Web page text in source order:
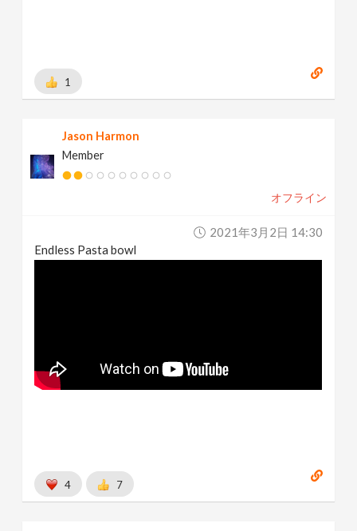
1
Jason Harmon
Member
オフライン
2021年3月2日 14:30
Endless Pasta bowl
4 7